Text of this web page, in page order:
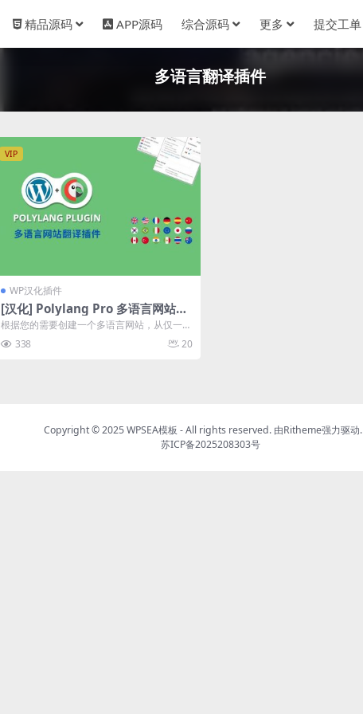
精品源码 APP源码 综合源码 更多 提交工单
多语言翻译插件
VIP
WP汉化插件
[汉化] Polylang Pro 多语言网站翻
译插件 v3.2.8
根据您的需要创建一个多语言网站，从仅一种
额外语言到 10 种或更多语言。添加的语...
338 20
Copyright © 2025 WPSEA模板 - All rights reserved. 由Ritheme强力驱动.
苏ICP备2025208303号